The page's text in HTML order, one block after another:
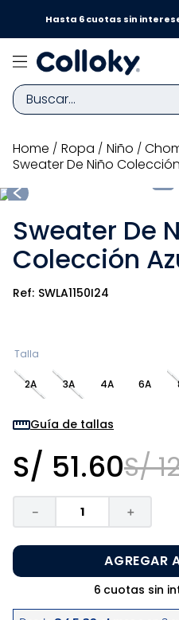
Hasta 6 cuotas sin
Buscar...
ropa niño
Sweater De Niño
Sweater De
Colección
SWLA1150I24
Talla
2A 3A 4A 6A
Guía de tallas
S/ 51.60S/
＋
－
AGREGAR
6 cuotas sin
TÉRMINOS MÁS BUSCADOS
1.
zapatillas niña
2.
3.
medias
4.
sandalias
niño
10. sandalias niño